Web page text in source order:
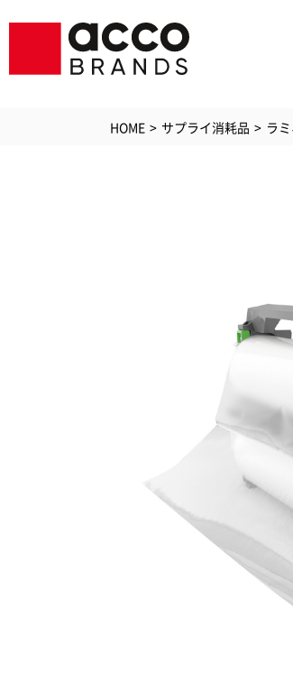
ステープル針
ジービーシー
Kensington
ケンジントン
HOME サプライ消耗品 ラ